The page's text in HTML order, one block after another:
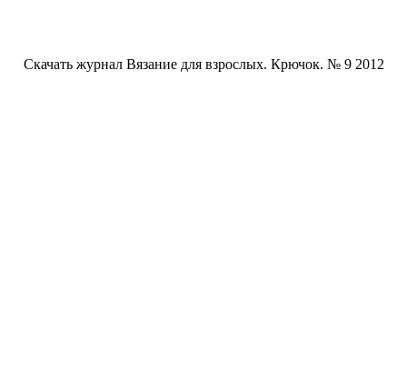
Скачать журнал Вязание для взрослых. Крючок. № 9 2012